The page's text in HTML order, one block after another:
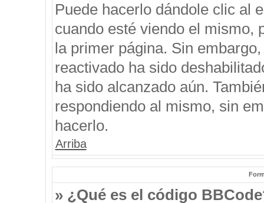
Puede hacerlo dándole clic al
cuando esté viendo el mismo,
la primer página. Sin
reactivado ha sido
ha sido alcanzado aún.
respondiendo al mismo, sin
hacerlo.
Arriba
» ¿Qué es el código